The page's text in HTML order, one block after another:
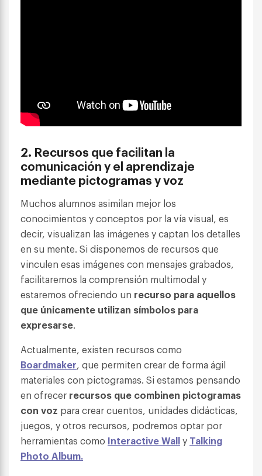
2. Recursos que facilitan la
comunicación y el aprendizaje
mediante pictogramas y voz
Muchos alumnos asimilan mejor los
conocimientos y conceptos por la vía visual, es
decir, visualizan las imágenes y captan los detalles
en su mente. Si disponemos de recursos que
vinculen esas imágenes con mensajes grabados,
facilitaremos la comprensión multimodal y
estaremos ofreciendo un recurso para aquellos
que únicamente utilizan símbolos para
expresarse.
Actualmente, existen recursos como
Boardmaker, que permiten crear de forma ágil
materiales con pictogramas. Si estamos pensando
en ofrecer recursos que combinen pictogramas
con voz para crear cuentos, unidades didácticas,
juegos, y otros recursos, podremos optar por
herramientas como Interactive Wally Talking
Photo Album.